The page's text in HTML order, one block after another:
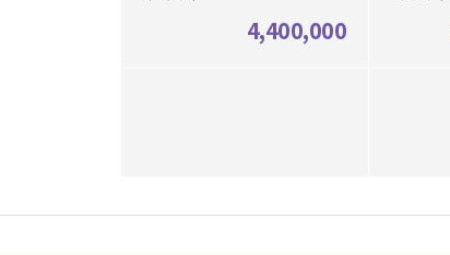
4,400,000